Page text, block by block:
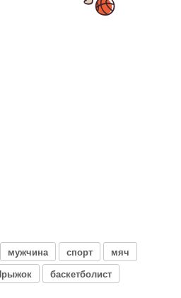
мужчина спорт
мяч
баскетболист